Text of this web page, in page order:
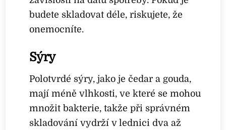
budete skladovat déle, riskujete, že
onemocníte.
Sýry
Polotvrdé sýry, jako je čedar a gouda,
mají méně vlhkosti, ve které se mohou
množit bakterie, takže při správném
skladování vydrží v lednici dva až